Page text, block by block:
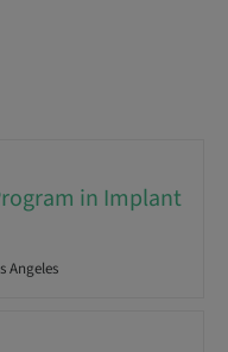
in Implant
Angeles